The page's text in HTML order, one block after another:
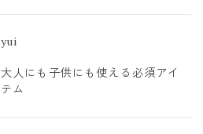
yui
大人にも子供にも使える必須アイ
テム